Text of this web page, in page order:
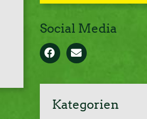
Social Media
Kategorien